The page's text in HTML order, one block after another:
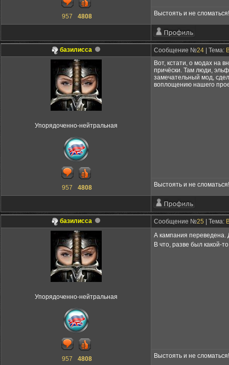
957 4808 Выстоять и не сломаться!
базилисса Сообщение №24 | Тема:
Упорядоченно-нейтральная
957 4808
Вот, кстати, о модах на
причёски. Там люди,
замечательный мод,
воплощению нашего
Выстоять и не сломаться!
базилисса Сообщение №25 | Тема:
Упорядоченно-нейтральная
957 4808
А кампания переведена.
В что, разве был какой-
Выстоять и не сломаться!